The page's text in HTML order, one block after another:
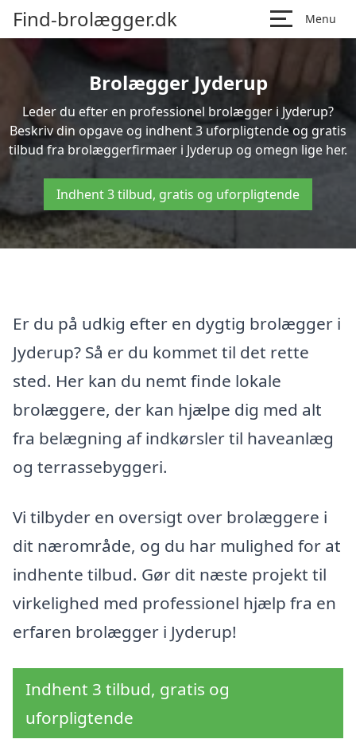
Find-brolægger.dk Menu
Brolægger Jyderup
Leder du efter en professionel brolægger i Jyderup?
Beskriv din opgave og indhent 3 uforpligtende og gratis
tilbud fra brolæggerfirmaer i Jyderup og omegn lige her.
Indhent 3 tilbud, gratis og uforpligtende
Er du på udkig efter en dygtig brolægger i
Jyderup? Så er du kommet til det rette
sted. Her kan du nemt finde lokale
brolæggere, der kan hjælpe dig med alt
fra belægning af indkørsler til haveanlæg
og terrassebyggeri.
Vi tilbyder en oversigt over brolæggere i
dit nærområde, og du har mulighed for at
indhente tilbud. Gør dit næste projekt til
virkelighed med professionel hjælp fra en
erfaren brolægger i Jyderup!
Indhent 3 tilbud, gratis og
uforpligtende